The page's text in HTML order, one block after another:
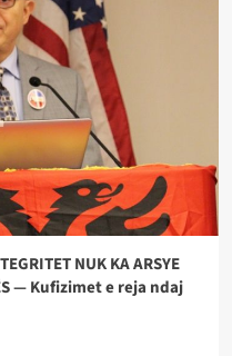
NUK KA ARSYE
— Kufizimet e reja ndaj